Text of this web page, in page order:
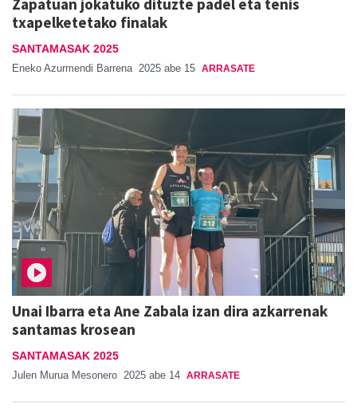
Zapatuan jokatuko dituzte padel eta tenis
txapelketetako finalak
SANTAMASAK 2025
Eneko Azurmendi Barrena 2025 abe 15 ARRASATE
Unai Ibarra eta Ane Zabala izan dira azkarrenak
santamas krosean
SANTAMASAK 2025
Julen Murua Mesonero 2025 abe 14 ARRASATE